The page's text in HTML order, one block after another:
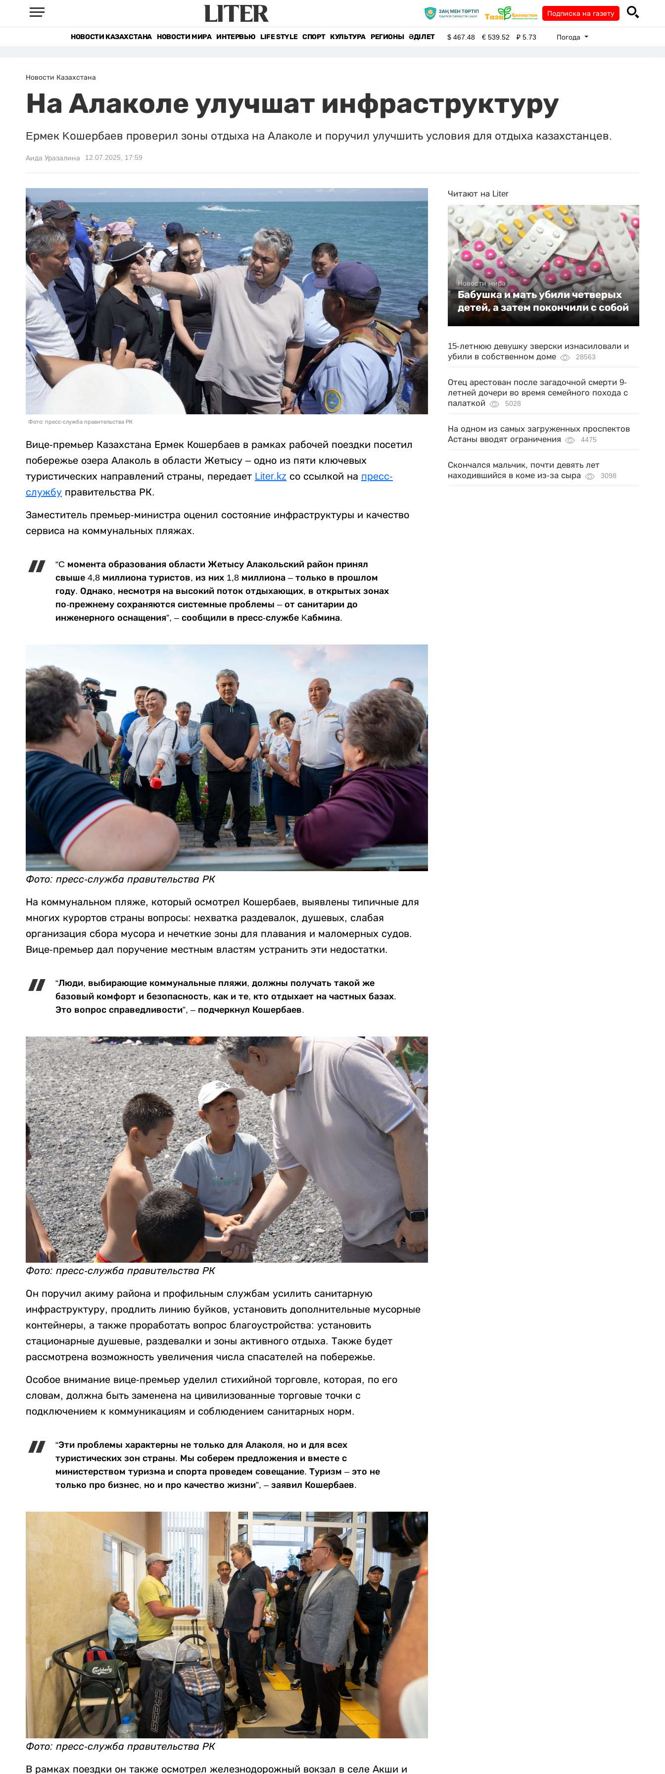
Подписка на газету
НОВОСТИ КАЗАХСТАНА НОВОСТИ МИРА ИНТЕРВЬЮ LIFE STYLE СПОРТ КУЛЬТУРА РЕГИОНЫ ӘДІЛЕТ $467.48 €539.52 ₽5.73 Погода
Новости Казахстана
На Алаколе улучшат инфраструктуру
Eрмек Kошербаев проверил зоны отдыха на Алаколе и поручил улучшить условия для отдыха казахстанцев.
Аида Уразалина 12.07.2025, 17:59
Фото: пресс-служба правительства РК
Bице-премьер Казахстана Ермек Кошербаев в рамках рабочей поездки посетил
побережье озера Алаколь в области Жетысу – одно из пяти ключевых
туристических направлений страны, передает Liter.kz со ссылкой на пресс-
службу правительства РК.
Заместитель премьер-министра оценил состояние инфраструктуры и качество
сервиса на коммунальных пляжах.
“C момента образования области Жетысу Алакольский район принял
свыше 4,8 миллиона туристов, из них 1,8 миллиона – только в прошлом
году. Однако, несмотря на высокий поток отдыхающих, в открытых зонах
по-прежнему сохраняются системные проблемы – от санитарии до
инженерного оснащения”, – сообщили в пресс-службе Kабмина.
Фото: пресс-служба правительства РК
На коммунальном пляже, который осмотрел Кошербаев, выявлены типичные для
многих курортов страны вопросы: нехватка раздевалок, душевых, слабая
организация сбора мусора и нечеткие зоны для плавания и маломерных судов.
Вице-премьер дал поручение местным властям устранить эти недостатки.
“Люди, выбирающие коммунальные пляжи, должны получать такой же
базовый комфорт и безопасность, как и те, кто отдыхает на частных базах.
Это вопрос справедливости”, – подчеркнул Кошербаев.
Фото: пресс-служба правительства РК
Он поручил акиму района и профильным службам усилить санитарную
инфраструктуру, продлить линию буйков, установить дополнительные мусорные
контейнеры, а также проработать вопрос благоустройства: установить
стационарные душевые, раздевалки и зоны активного отдыха. Также будет
рассмотрена возможность увеличения числа спасателей на побережье.
Особое внимание вице-премьер уделил стихийной торговле, которая, по его
словам, должна быть заменена на цивилизованные торговые точки с
подключением к коммуникациям и соблюдением санитарных норм.
“Эти проблемы характерны не только для Алаколя, но и для всех
туристических зон страны. Мы соберем предложения и вместе с
министерством туризма и спорта проведем совещание. Туризм – это не
только про бизнес, но и про качество жизни”, – заявил Кошербаев.
Фото: пресс-служба правительства РК
В рамках поездки он также осмотрел железнодорожный вокзал в селе Акши и
Читают на Liter
Новости мира
Бабушка и мать убили четверых
детей, а затем покончили с собой
15-летнюю девушку зверски изнасиловали и
убили в собственном доме
28563
Отец арестован после загадочной смерти 9-
летней дочери во время семейного похода с
палаткой
5028
На одном из самых загруженных проспектов
Астаны вводят ограничения
4475
Скончался мальчик, почти девять лет
находившийся в коме из-за сыра
3098